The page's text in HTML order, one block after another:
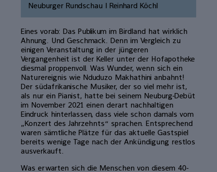
Neuburger Rundschau | Reinhard Köchl
Eines vorab: Das Publikum im Birdland hat wirklich
Ahnung. Und Geschmack. Denn im Vergleich zu
einigen Veranstaltung in der jüngeren
Vergangenheit ist der Keller unter der Hofapotheke
diesmal proppenvoll. Was Wunder, wenn sich ein
Naturereignis wie Nduduzo Makhathini anbahnt!
Der südafrikanische Musiker, der so viel mehr ist,
als nur ein Pianist, hatte bei seinem Neuburg-Debüt
im November 2021 einen derart nachhaltigen
Eindruck hinterlassen, dass viele schon damals vom
„Konzert des Jahrzehnts“ sprachen. Entsprechend
waren sämtliche Plätze für das aktuelle Gastspiel
bereits wenige Tage nach der Ankündigung restlos
ausverkauft.
Was erwarten sich die Menschen von diesem 40-